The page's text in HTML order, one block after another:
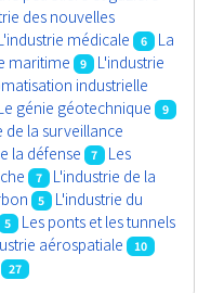
des nouvelles
médicale 6
La
maritime 9
L'industrie
industrielle
génie géotechnique 9
de la surveillance
la défense 7
Les
7
L'industrie de la
5
L'industrie du
5 Les ponts et les tunnels
aérospatiale 10
27